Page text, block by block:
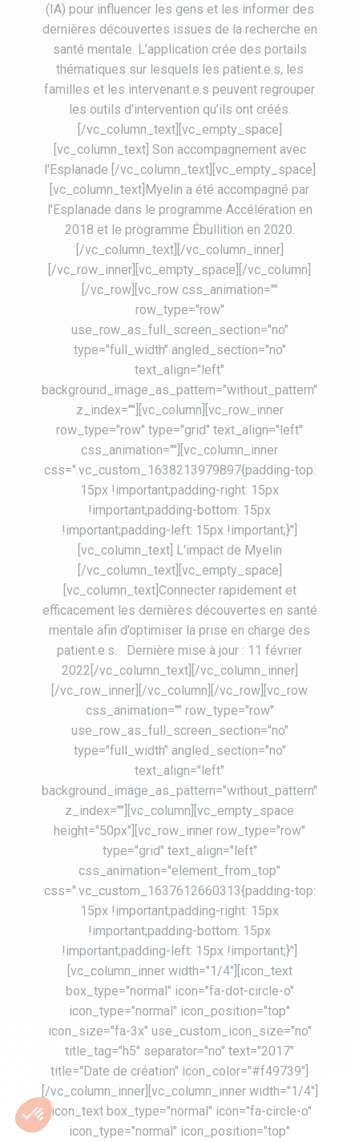
(IA) pour influencer les gens et les informer des
dernières découvertes issues de la recherche en
santé mentale. L’application crée des portails
thématiques sur lesquels les patient.e.s, les
familles et les intervenant.e.s peuvent regrouper
les outils d’intervention qu’ils ont créés.
[/vc_column_text][vc_empty_space]
[vc_column_text] Son accompagnement avec
l'Esplanade [/vc_column_text][vc_empty_space]
[vc_column_text]Myelin a été accompagné par
l'Esplanade dans le programme Accélération en
2018 et le programme Ébullition en 2020.
[/vc_column_text][/vc_column_inner]
[/vc_row_inner][vc_empty_space][/vc_column]
[/vc_row][vc_row css_animation=""
row_type="row"
use_row_as_full_screen_section="no"
type="full_width" angled_section="no"
text_align="left"
background_image_as_pattern="without_pattern"
z_index=""][vc_column][vc_row_inner
row_type="row" type="grid" text_align="left"
css_animation=""][vc_column_inner
css=".vc_custom_1638213979897{padding-top:
15px !important;padding-right: 15px
!important;padding-bottom: 15px
!important;padding-left: 15px !important;}"]
[vc_column_text] L'impact de Myelin
[/vc_column_text][vc_empty_space]
[vc_column_text]Connecter rapidement et
efficacement les dernières découvertes en santé
mentale afin d’optimiser la prise en charge des
patient.e.s. Dernière mise à jour : 11 février
2022[/vc_column_text][/vc_column_inner]
[/vc_row_inner][/vc_column][/vc_row][vc_row
css_animation="" row_type="row"
use_row_as_full_screen_section="no"
type="full_width" angled_section="no"
text_align="left"
background_image_as_pattern="without_pattern"
z_index=""][vc_column][vc_empty_space
height="50px"][vc_row_inner row_type="row"
type="grid" text_align="left"
css_animation="element_from_top"
css=".vc_custom_1637612660313{padding-top:
15px !important;padding-right: 15px
!important;padding-bottom: 15px
!important;padding-left: 15px !important;}"]
[vc_column_inner width="1/4"][icon_text
box_type="normal" icon="fa-dot-circle-o"
icon_type="normal" icon_position="top"
icon_size="fa-3x" use_custom_icon_size="no"
title_tag="h5" separator="no" text="2017"
title="Date de création" icon_color="#f49739"]
[/vc_column_inner][vc_column_inner width="1/4"]
[icon_text box_type="normal" icon="fa-circle-o"
icon_type="normal" icon_position="top"